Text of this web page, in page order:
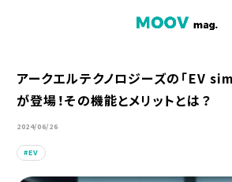
ホーム
アークエルテクノロジーズの「EV
が登場！その機能とメリットとは？
2024/06/26
EV